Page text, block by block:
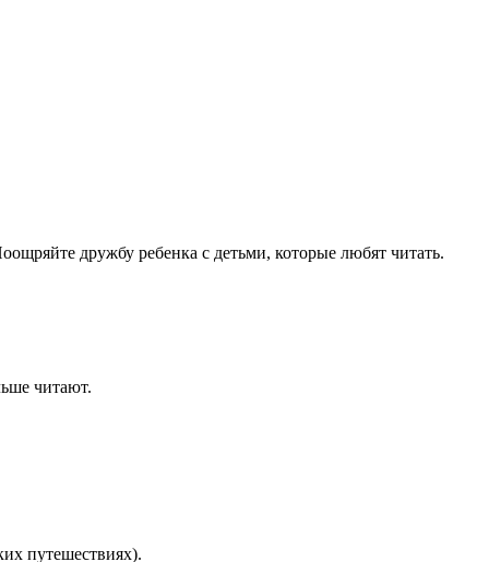
дружбу ребенка с детьми, которые любят читать.
читают.
путешествиях).